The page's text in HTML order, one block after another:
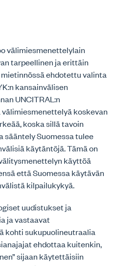
välimiesmenettelylain
tarpeellinen ja erittäin
ehdotettu valinta
kansainvälisen
UNCITRAL:n
koskevan
koska sillä tavoin
Suomessa tulee
käytäntöjä. Tämä on
käyttöä
että Suomessa käytävän
kilpailukykyä.
uudistukset ja
ja vastaavat
kohti sukupuolineutraalia
ehdottaa kuitenkin,
sijaan käytettäisiin